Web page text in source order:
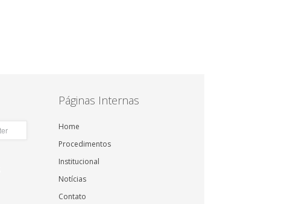
Páginas Internas
Home
Procedimentos
Institucional
Notícias
Contato